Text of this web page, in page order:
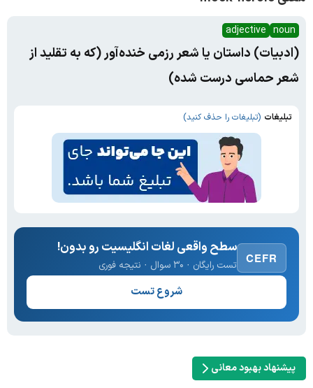
noun
adjective
(ادبیات) داستان یا شعر رزمی خنده‌آور (که به تقلید از
شعر حماسی درست شده)
تبلیغات (تبلیغات را حذف کنید)
CEFR
سطح واقعی لغات انگلیسیت رو بدون!
تست رایگان · ۳۰ سوال · نتیجه فوری
شروع تست
پیشنهاد بهبود معانی